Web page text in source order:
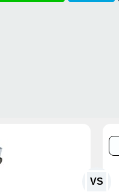
VS